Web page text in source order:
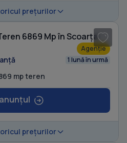
prețurilor
6869 Mp în Scoarța
Agenție
1 lună în urmă
mp teren
prețurilor